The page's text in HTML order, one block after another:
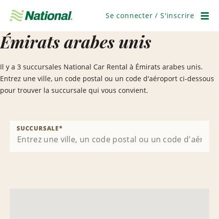
navigation
Se connecter / S'inscrire
Émirats arabes unis
Il y a 3 succursales National Car Rental à Émirats arabes unis.
Entrez une ville, un code postal ou un code d'aéroport ci-dessous
pour trouver la succursale qui vous convient.
SUCCURSALE*